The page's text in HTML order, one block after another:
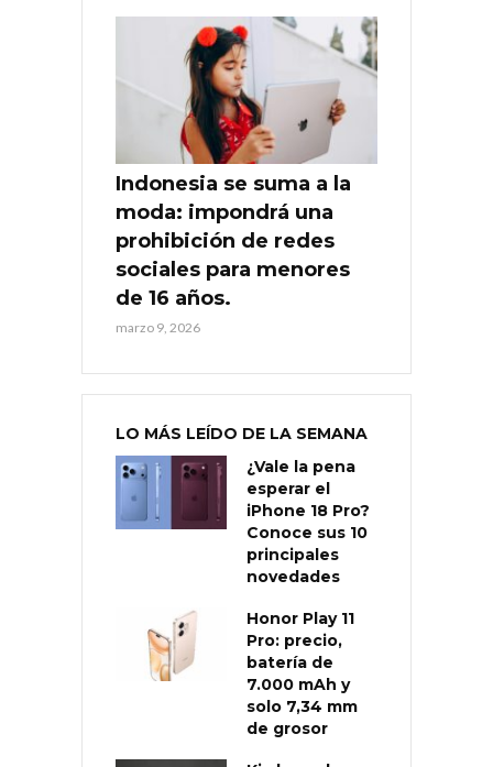
Indonesia se suma a la
moda: impondrá una
prohibición de redes
sociales para menores
de 16 años.
marzo 9, 2026
LO MÁS LEÍDO DE LA SEMANA
¿Vale la pena
esperar el
iPhone 18 Pro?
Conoce sus 10
principales
novedades
Honor Play 11
Pro: precio,
batería de
7.000 mAh y
solo 7,34 mm
de grosor